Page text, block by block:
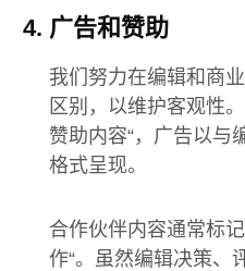
广告和赞助
我们努力在编辑和商
区别，以维护客观性
赞助内容“，广告以与
格式呈现。
合作伙伴内容通常标
作“。虽然编辑决策、